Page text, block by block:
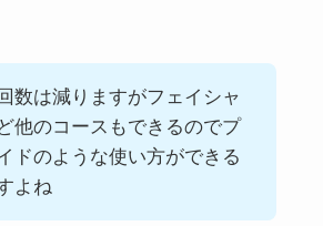
数は減りますがフェイシャ
他のコースもできるのでプ
ドのような使い方ができる
よね